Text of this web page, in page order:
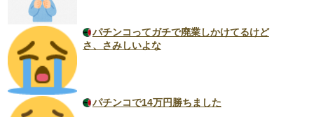
パチンコってガチで廃業しかけてるけど
さ、さみしいよな
パチンコで14万円勝ちました